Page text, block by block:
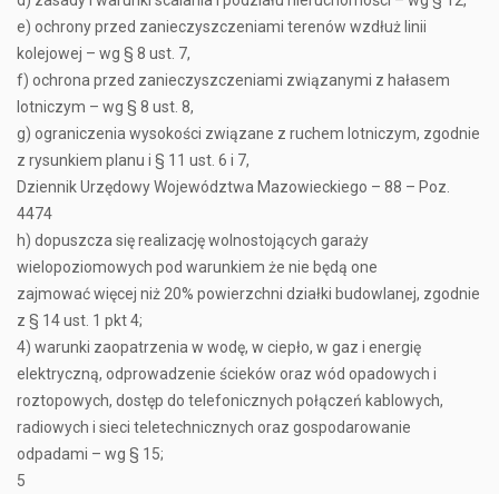
e) ochrony przed zanieczyszczeniami terenów wzdłuż linii
kolejowej – wg § 8 ust. 7,
f) ochrona przed zanieczyszczeniami związanymi z hałasem
lotniczym – wg § 8 ust. 8,
g) ograniczenia wysokości związane z ruchem lotniczym, zgodnie
z rysunkiem planu i § 11 ust. 6 i 7,
Dziennik Urzędowy Województwa Mazowieckiego – 88 – Poz.
4474
h) dopuszcza się realizację wolnostojących garaży
wielopoziomowych pod warunkiem że nie będą one
zajmować więcej niż 20% powierzchni działki budowlanej, zgodnie
z § 14 ust. 1 pkt 4;
4) warunki zaopatrzenia w wodę, w ciepło, w gaz i energię
elektryczną, odprowadzenie ścieków oraz wód opadowych i
roztopowych, dostęp do telefonicznych połączeń kablowych,
radiowych i sieci teletechnicznych oraz gospodarowanie
odpadami – wg § 15;
5